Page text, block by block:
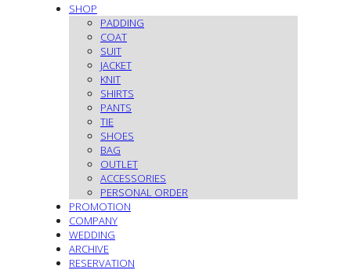
SHOP
PADDING
COAT
SUIT
JACKET
KNIT
SHIRTS
PANTS
TIE
SHOES
BAG
OUTLET
ACCESSORIES
PERSONAL ORDER
PROMOTION
COMPANY
WEDDING
ARCHIVE
RESERVATION